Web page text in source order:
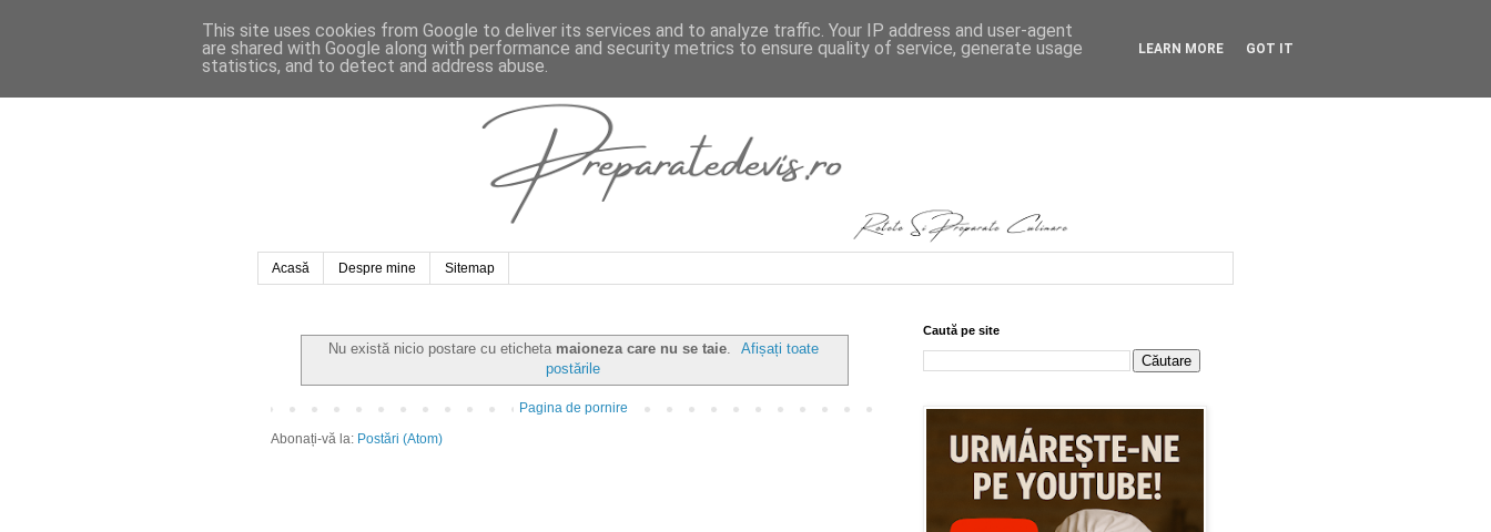
Acasă Despre mine Sitemap
Nu există nicio postare cu eticheta maioneza care nu se taie.
Afișați toate
postările
Pagina de pornire
Abonați-vă la: Postări (Atom)
Caută pe site
This site uses cookies from Google to deliver its services and to analyze traffic. Your IP address and user-agent
are shared with Google along with performance and security metrics to ensure quality of service, generate usage
statistics, and to detect and address abuse.
LEARN MORE GOT IT